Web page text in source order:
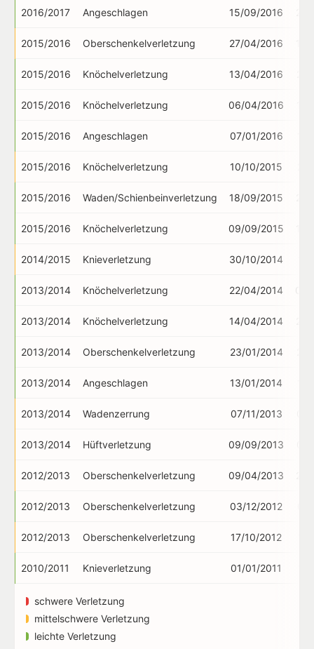
2016/2017 Angeschlagen 15/09/2016
2015/2016 Oberschenkelverletzung 27/04/2016
2015/2016 Knöchelverletzung 13/04/2016
2015/2016 Knöchelverletzung 06/04/2016
2015/2016 Angeschlagen 07/01/2016
2015/2016 Knöchelverletzung 10/10/2015
2015/2016 Waden/Schienbeinverletzung 18/09/2015
2015/2016 Knöchelverletzung 09/09/2015
2014/2015 Knieverletzung 30/10/2014
2013/2014 Knöchelverletzung 22/04/2014 03/
2013/2014 Knöchelverletzung 14/04/2014
2013/2014 Oberschenkelverletzung 23/01/2014
2013/2014 Angeschlagen 13/01/2014
2013/2014 Wadenzerrung 07/11/2013
2013/2014 Hüftverletzung 09/09/2013
2012/2013 Oberschenkelverletzung 09/04/2013
2012/2013 Oberschenkelverletzung 03/12/2012
2012/2013 Oberschenkelverletzung 17/10/2012
2010/2011 Knieverletzung 01/01/2011
schwere Verletzung
mittelschwere Verletzung
leichte Verletzung